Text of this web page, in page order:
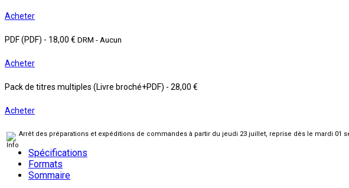
Acheter
PDF (PDF) - 18,00 € DRM - Aucun
Acheter
Pack de titres multiples (Livre broché+PDF) - 28,00 €
Acheter
Arrêt des préparations et expéditions de commandes à partir du jeudi 23 juillet, reprise dès le mardi 01
Spécifications
Formats
Sommaire